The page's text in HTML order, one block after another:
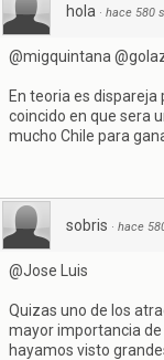
hola · hace 580
@migquintana
En teoria es
coincido en que sera
mucho Chile para
sobris · hace
@Jose Luis
Quizas uno de los
mayor importancia
hayamos visto